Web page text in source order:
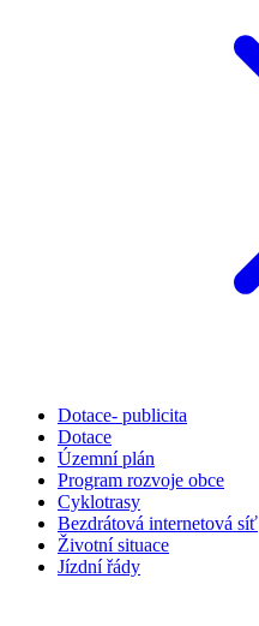
Dotace- publicita
Dotace
Územní plán
Program rozvoje obce
Cyklotrasy
Bezdrátová internetová síť
Životní situace
Jízdní řády